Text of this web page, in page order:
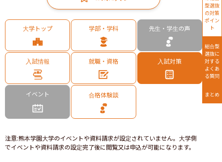
大学トップ 学部・学科 先生・学生の声
入試情報 就職・資格 入試対策
イベント 合格体験談
注意:熊本学園大学のイベントや資料請求が設定されていません。大学側
でイベントや資料請求の設定完了後に閲覧又は申込が可能になります。
型選抜
の対策
ポイン
ト
総合型
選抜に
対する
よくあ
る質問
まとめ